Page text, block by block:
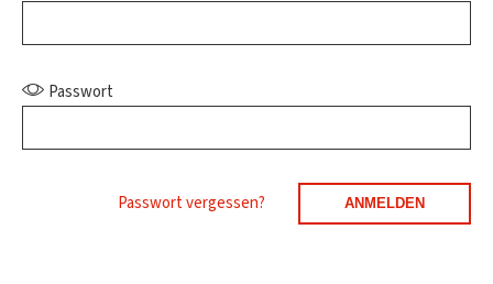
Passwort
Passwort vergessen?